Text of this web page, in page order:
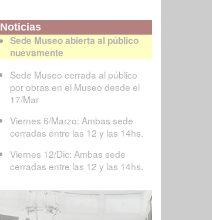
Noticias
Sede Museo abierta al público
nuevamente
Sede Museo cerrada al público
por obras en el Museo desde el
17/Mar
Viernes 6/Marzo: Ambas sede
cerradas entre las 12 y las 14hs.
Viernes 12/Dic: Ambas sede
cerradas entre las 12 y las 14hs.